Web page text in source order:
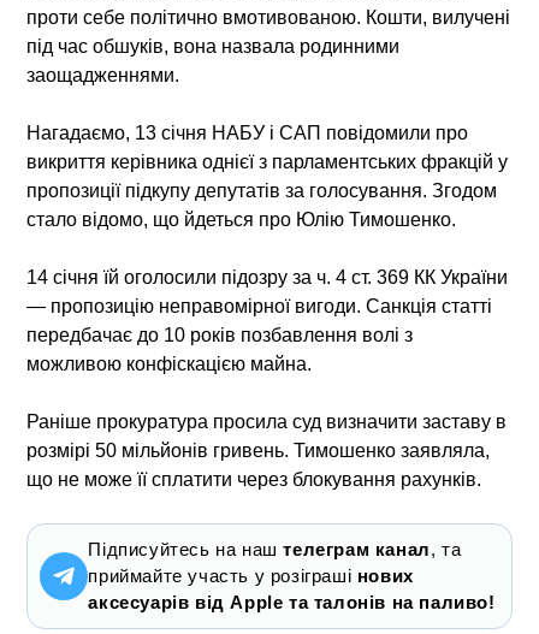
проти себе політично вмотивованою. Кошти, вилучені
під час обшуків, вона назвала родинними
заощадженнями.
Нагадаємо, 13 січня НАБУ і САП повідомили про
викриття керівника однієї з парламентських фракцій у
пропозиції підкупу депутатів за голосування. Згодом
стало відомо, що йдеться про Юлію Тимошенко.
14 січня їй оголосили підозру за ч. 4 ст. 369 КК України
— пропозицію неправомірної вигоди. Санкція статті
передбачає до 10 років позбавлення волі з
можливою конфіскацією майна.
Раніше прокуратура просила суд визначити заставу в
розмірі 50 мільйонів гривень. Тимошенко заявляла,
що не може її сплатити через блокування рахунків.
Підписуйтесь на наштелеграм канал, та
приймайте участь у розіграші нових
аксесуарів від Apple та талонів на паливо!